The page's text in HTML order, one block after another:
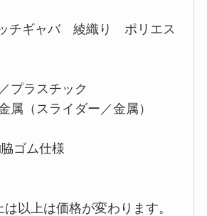
チギャバ 綾織り ポリエス
プラスチック
属（スライダー／金属）
ゴム仕様
以上は価格が変わります。